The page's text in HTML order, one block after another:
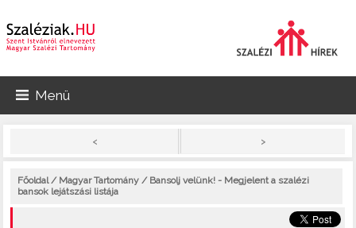
Menü
< >
Főoldal/ Magyar Tartomány / Bansolj velünk! - Megjelent a szalézi
bansok lejátszási listája